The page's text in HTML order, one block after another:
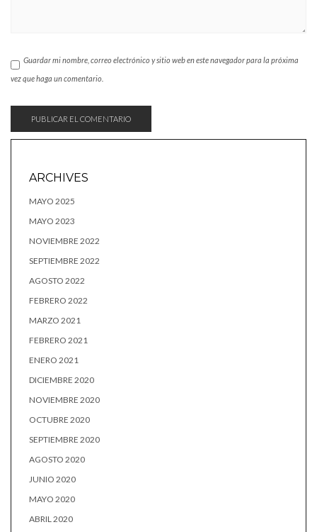
Guardar mi nombre, correo electrónico y sitio web en este navegador para la próxima
vez que haga un comentario.
ARCHIVES
MAYO 2025
MAYO 2023
NOVIEMBRE 2022
SEPTIEMBRE 2022
AGOSTO 2022
FEBRERO 2022
MARZO 2021
FEBRERO 2021
ENERO 2021
DICIEMBRE 2020
NOVIEMBRE 2020
OCTUBRE 2020
SEPTIEMBRE 2020
AGOSTO 2020
JUNIO 2020
MAYO 2020
ABRIL 2020